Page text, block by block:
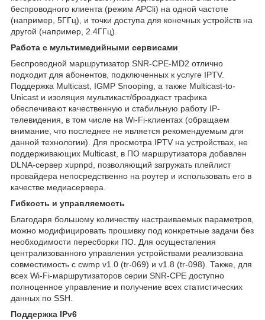
беспроводного клиента (режим APCli) на одной частоте
(например, 5ГГц), и точки доступа для конечных устройств на
другой (например, 2.4ГГц).
Работа с мультимедийными сервисами
Беспроводной маршрутизатор SNR-CPE-MD2 отлично
подходит для абонентов, подключенных к услуге IPTV.
Поддержка Multicast, IGMP Snooping, а также Multicast-to-
Unicast и изоляция мультикаст/броадкаст трафика
обеспечивают качественную и стабильную работу IP-
телевидения, в том числе на Wi-Fi-клиентах (обращаем
внимание, что последнее не является рекомендуемым для
данной технологии). Для просмотра IPTV на устройствах, не
поддерживающих Multicast, в ПО маршрутизатора добавлен
DLNA-сервер xupnpd, позволяющий загружать плейлист
провайдера непосредственно на роутер и использовать его в
качестве медиасервера.
Гибкость и управляемость
Благодаря большому количеству настраиваемых параметров,
можно модифицировать прошивку под конкретные задачи без
необходимости пересборки ПО. Для осуществления
централизованного управления устройствами реализована
совместимость с cwmp v1.0 (tr-069) и v1.8 (tr-098). Также, для
всех Wi-Fi-маршрутизаторов серии SNR-CPE доступно
полноценное управление и получение всех статистических
данных по SSH.
Поддержка IPv6